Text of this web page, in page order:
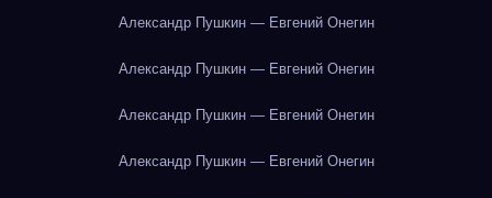
Александр Пушкин — Евгений Онегин
Александр Пушкин — Евгений Онегин
Александр Пушкин — Евгений Онегин
Александр Пушкин — Евгений Онегин